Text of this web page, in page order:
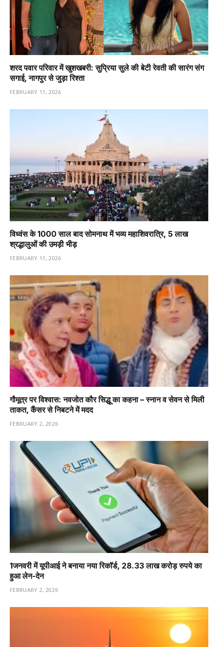
शरद पवार परिवार में खुशखबरी: सुप्रिया सुले की बेटी रेवती की सारंग संग
सगाई, नागपुर से जुड़ा रिश्ता
FEBRUARY 11, 2026
विध्वंस के 1000 साल बाद सोमनाथ में भव्य महाशिवरात्रि, 5 लाख
श्रद्धालुओं की उमड़ी भीड़
FEBRUARY 11, 2026
गौमूत्र पर विश्वास: नवजोत कौर सिद्धू का कहना – स्नान व सेवन से मिली
ताकत, कैंसर से निबटने में मदद
FEBRUARY 2, 2026
1️जनवरी में यूपीआई ने बनाया नया रिकॉर्ड, 28.33 लाख करोड़ रुपये का
हुआ लेन-देन
FEBRUARY 2, 2026